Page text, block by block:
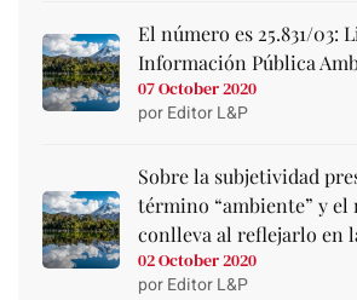
El número es 25.831/03:
Información Pública
07 October 2020
por Editor L&P
Sobre la subjetividad
término “ambiente” y el
conlleva al reflejarlo en
02 October 2020
por Editor L&P